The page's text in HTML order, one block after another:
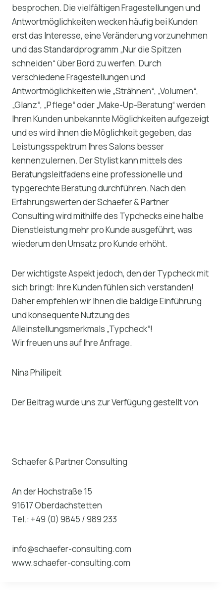
besprochen. Die vielfältigen Fragestellungen und
Antwortmöglichkeiten wecken häufig bei Kunden
erst das Interesse, eine Veränderung vorzunehmen
und das Standardprogramm „Nur die Spitzen
schneiden“ über Bord zu werfen. Durch
verschiedene Fragestellungen und
Antwortmöglichkeiten wie „Strähnen“, „Volumen“,
„Glanz“, „Pflege“ oder „Make-Up-Beratung“ werden
Ihren Kunden unbekannte Möglichkeiten aufgezeigt
und es wird ihnen die Möglichkeit gegeben, das
Leistungsspektrum Ihres Salons besser
kennenzulernen. Der Stylist kann mittels des
Beratungsleitfadens eine professionelle und
typgerechte Beratung durchführen. Nach den
Erfahrungswerten der Schaefer & Partner
Consulting wird mithilfe des Typchecks eine halbe
Dienstleistung mehr pro Kunde ausgeführt, was
wiederum den Umsatz pro Kunde erhöht.
Der wichtigste Aspekt jedoch, den der Typcheck mit
sich bringt: Ihre Kunden fühlen sich verstanden!
Daher empfehlen wir Ihnen die baldige Einführung
und konsequente Nutzung des
Alleinstellungsmerkmals „Typcheck“!
Wir freuen uns auf Ihre Anfrage.
Nina Philipeit
Der Beitrag wurde uns zur Verfügung gestellt von
Schaefer & Partner Consulting
An der Hochstraße 15
91617 Oberdachstetten
Tel.: +49 (0) 9845 / 989 233
info@schaefer-consulting.com
www.schaefer-consulting.com